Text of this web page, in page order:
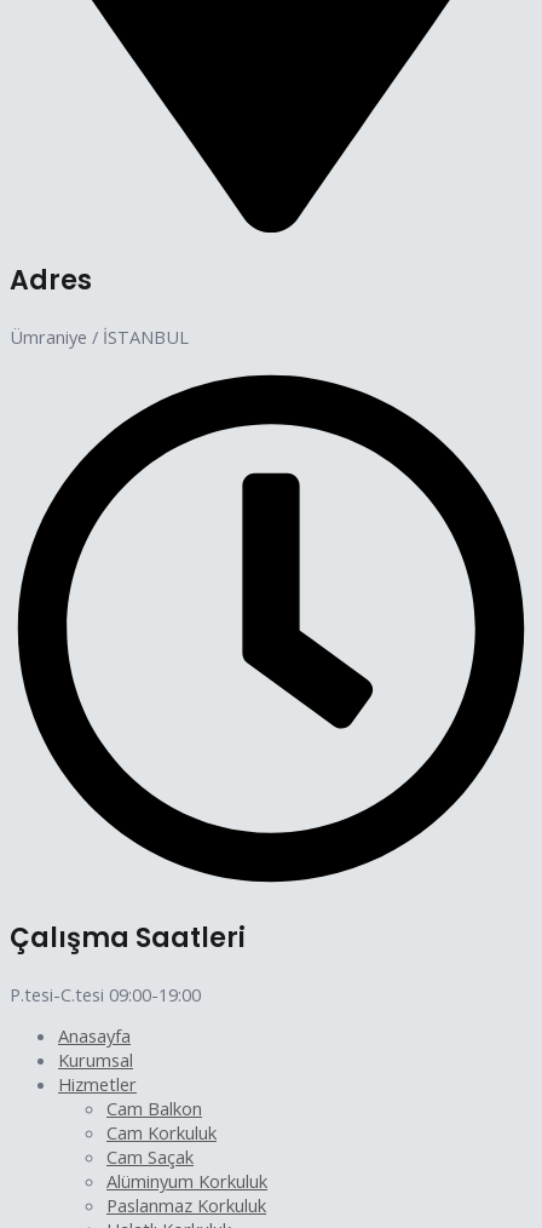
Adres
Ümraniye / İSTANBUL
Çalışma Saatleri
P.tesi-C.tesi 09:00-19:00
Anasayfa
Kurumsal
Hizmetler
Cam Balkon
Cam Korkuluk
Cam Saçak
Alüminyum Korkuluk
Paslanmaz Korkuluk